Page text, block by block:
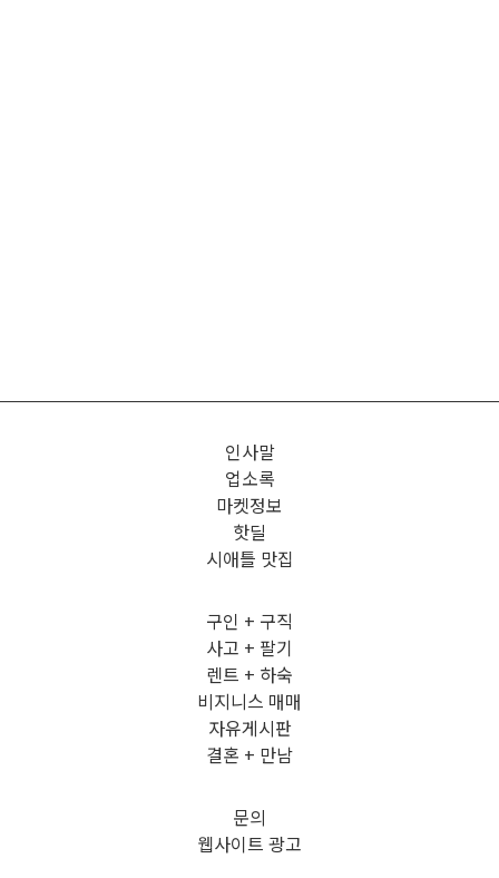
인사말
업소록
마켓정보
핫딜
시애틀 맛집
구인 + 구직
사고 + 팔기
렌트 + 하숙
비지니스 매매
자유게시판
결혼 + 만남
문의
웹사이트 광고